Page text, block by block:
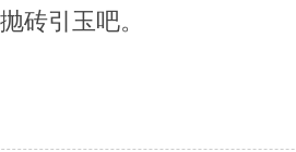
砖引玉吧。